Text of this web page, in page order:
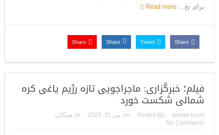
برای تخ... Read more
Share
Tweet
Share
Share
فیلم؛ خبرگزاری: ماجراجویی تازه رژیم یاغی کره
شمالی شکست خورد
Posted By: arman nouri
on: می 31, 2023 In:
همگانی
No Comments